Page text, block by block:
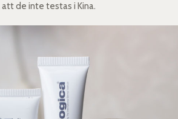
de inte testas i Kina.